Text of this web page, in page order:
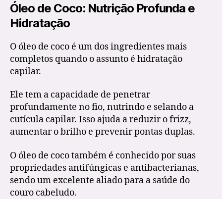
Óleo de Coco: Nutrição Profunda e
Hidratação
O óleo de coco é um dos ingredientes mais
completos quando o assunto é hidratação
capilar.
Ele tem a capacidade de penetrar
profundamente no fio, nutrindo e selando a
cutícula capilar. Isso ajuda a reduzir o frizz,
aumentar o brilho e prevenir pontas duplas.
O óleo de coco também é conhecido por suas
propriedades antifúngicas e antibacterianas,
sendo um excelente aliado para a saúde do
couro cabeludo.